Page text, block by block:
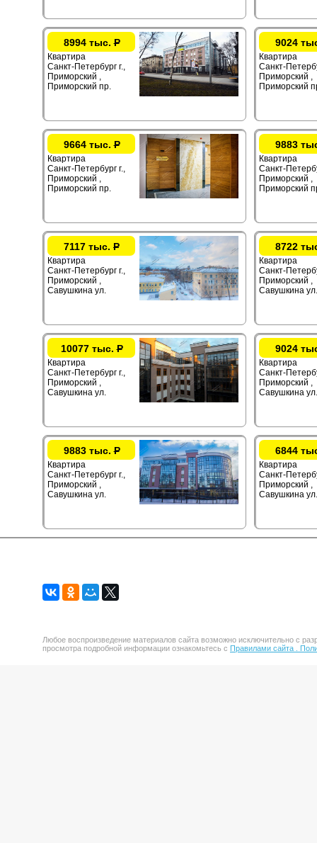
8994 тыс.Р
Квартира
Санкт-Петербург г.,
Приморский ,
Приморский пр.
9024
Квартира
Санкт-
Приморский ,
Приморский
9664 тыс.Р
Квартира
Санкт-Петербург г.,
Приморский ,
Приморский пр.
9883
Квартира
Санкт-
Приморский ,
Приморский
7117 тыс. Р
Квартира
Санкт-Петербург г.,
Приморский ,
Савушкина ул.
8722
Квартира
Санкт-
Приморский ,
Савушкина ул.
10077 тыс.Р
Квартира
Санкт-Петербург г.,
Приморский ,
Савушкина ул.
9024
Квартира
Санкт-
Приморский ,
Савушкина ул.
9883 тыс.Р
Квартира
Санкт-Петербург г.,
Приморский ,
Савушкина ул.
6844
Квартира
Санкт-
Приморский ,
Савушкина ул.
Любое воспроизведение материалов сайта возможно исключительно с
просмотра подробной информации ознакомьтесь с Правилами сайта .